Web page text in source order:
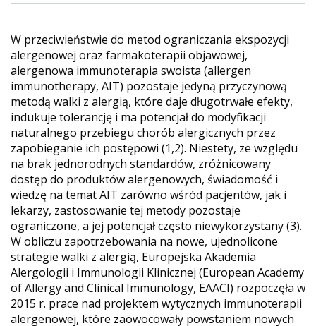
W przeciwieństwie do metod ograniczania ekspozycji
alergenowej oraz farmakoterapii objawowej,
alergenowa immunoterapia swoista (allergen
immunotherapy, AIT) pozostaje jedyną przyczynową
metodą walki z alergią, które daje długotrwałe efekty,
indukuje tolerancję i ma potencjał do modyfikacji
naturalnego przebiegu chorób alergicznych przez
zapobieganie ich postępowi (1,2). Niestety, ze względu
na brak jednorodnych standardów, zróżnicowany
dostęp do produktów alergenowych, świadomość i
wiedzę na temat AIT zarówno wśród pacjentów, jak i
lekarzy, zastosowanie tej metody pozostaje
ograniczone, a jej potencjał często niewykorzystany (3).
W obliczu zapotrzebowania na nowe, ujednolicone
strategie walki z alergią, Europejska Akademia
Alergologii i Immunologii Klinicznej (European Academy
of Allergy and Clinical Immunology, EAACI) rozpoczęła w
2015 r. prace nad projektem wytycznych immunoterapii
alergenowej, które zaowocowały powstaniem nowych